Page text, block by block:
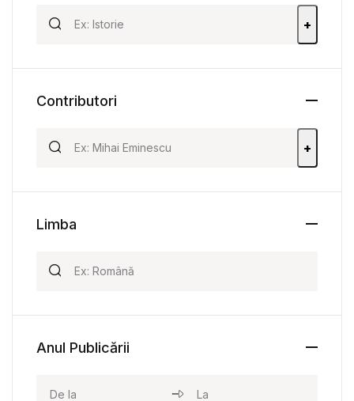
+
Contributori
+
Limba
Anul Publicării